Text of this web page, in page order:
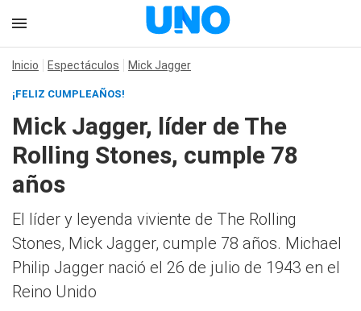
Inicio Espectáculos Mick Jagger
¡FELIZ CUMPLEAÑOS!
Mick Jagger, líder de The
Rolling Stones, cumple 78
años
El líder y leyenda viviente de The Rolling
Stones, Mick Jagger, cumple 78 años. Michael
Philip Jagger nació el 26 de julio de 1943 en el
Reino Unido